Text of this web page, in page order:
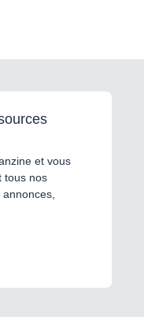
et vous
tous nos